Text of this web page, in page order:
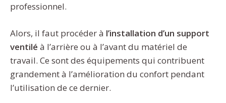
professionnel.
Alors, il faut procéder à l’installation d’un support
ventilé à l’arrière ou à l’avant du matériel de
travail. Ce sont des équipements qui contribuent
grandement à l’amélioration du confort pendant
l’utilisation de ce dernier.